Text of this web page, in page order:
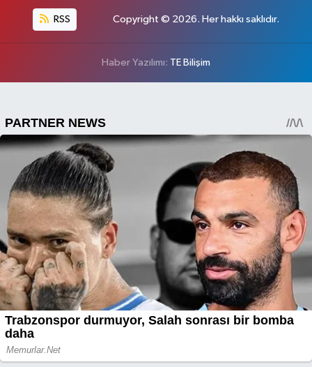
RSS Copyright © 2026. Her hakkı saklıdır.
Haber Yazılımı: TE Bilişim